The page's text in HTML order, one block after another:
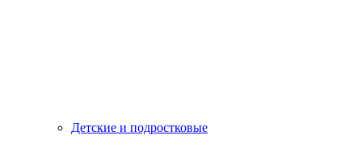
Детские и подростковые